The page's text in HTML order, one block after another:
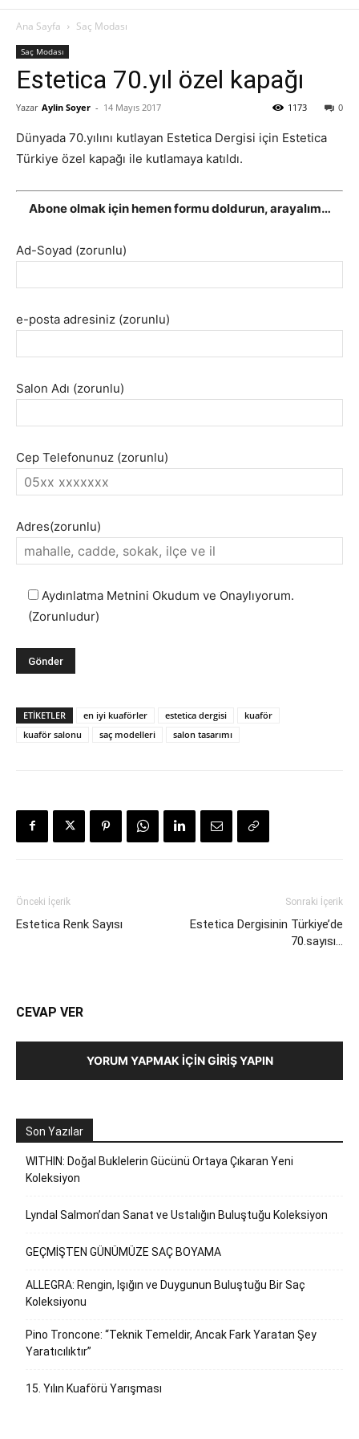
Ana Sayfa Saç Modası
Saç Modası
Estetica 70.yıl özel kapağı
Yazar Aylin Soyer - 14 Mayıs 2017 0
1173
Dünyada 70.yılını kutlayan Estetica Dergisi için Estetica
Türkiye özel kapağı ile kutlamaya katıldı.
Abone olmak için hemen formu doldurun, arayalım…
Ad-Soyad (zorunlu)
e-posta adresiniz (zorunlu)
Salon Adı (zorunlu)
Cep Telefonunuz (zorunlu)
Adres(zorunlu)
Aydınlatma Metnini Okudum ve Onaylıyorum.
(Zorunludur)
ETIKETLER en iyi kuaförler estetica dergisi
kuaför
kuaför salonu
saç modelleri salon tasarımı
Önceki İçerik
Estetica Renk Sayısı
Sonraki İçerik
Estetica Dergisinin Türkiye’de
70.sayısı…
CEVAP VER
YORUM YAPMAK İÇIN GIRIŞ YAPIN
Son Yazılar
WITHIN: Doğal Buklelerin Gücünü Ortaya Çıkaran Yeni
Koleksiyon
Lyndal Salmon’dan Sanat ve Ustalığın Buluştuğu Koleksiyon
GEÇMİŞTEN GÜNÜMÜZE SAÇ BOYAMA
ALLEGRA: Rengin, Işığın ve Duygunun Buluştuğu Bir Saç
Koleksiyonu
Pino Troncone: “Teknik Temeldir, Ancak Fark Yaratan Şey
Yaratıcılıktır”
15. Yılın Kuaförü Yarışması